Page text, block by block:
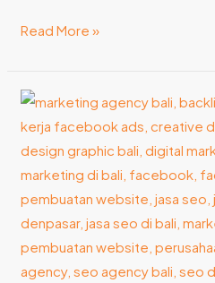
Read More »
8
Tips
Memilih
Digital
Marketing
Specialist
Terpercaya